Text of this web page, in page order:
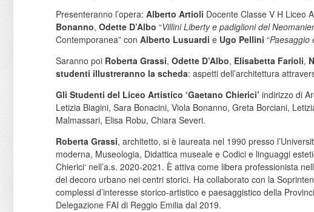
Presenteranno l’opera: Alberto Artioli Docente Classe V H Liceo
Bonanno, Odette D’Albo “Villini Liberty e padiglioni del
Contemporanea” con Alberto Lusuardi e Ugo Pellini “Paesaggio
Saranno poi Roberta Grassi, Odette D’Albo, Elisabetta Farioli,
studenti illustreranno la scheda: aspetti dell’architettura
Gli Studenti del Liceo Artistico ‘Gaetano Chierici’ indirizzo di
Letizia Biagini, Sara Bonacini, Viola Bonanno, Greta Borciani,
Malmassari, Elisa Robu, Chiara Severi.
Roberta Grassi, architetto, si è laureata nel 1990 presso
moderna, Museologia, Didattica museale e Codici e linguaggi
Chierici‘ nell’a.s. 2020-2021. È attiva come libera professionista
del decoro urbano nei centri storici. Ha collaborato con la
complessi d’interesse storico-artistico e paesaggistico della
Delegazione FAI di Reggio Emilia dal 2019.